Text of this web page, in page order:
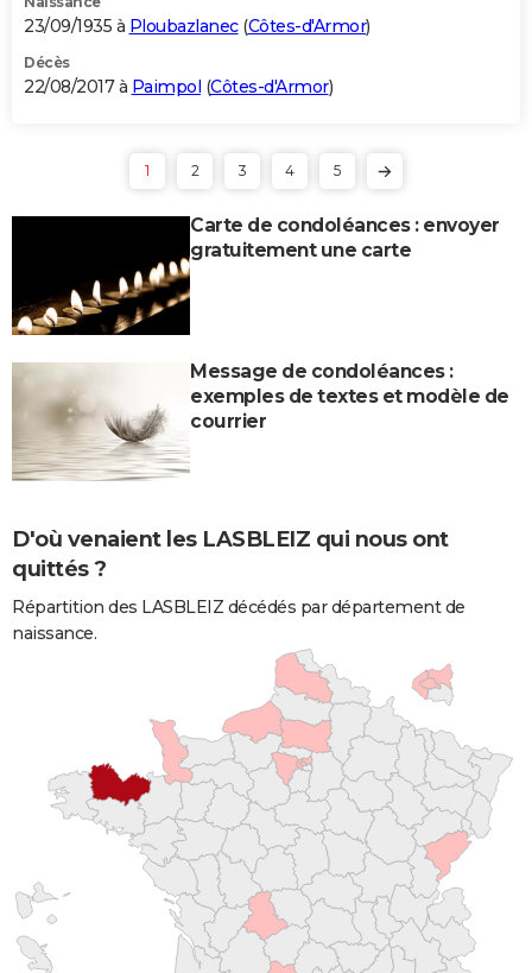
23/09/1935 à Ploubazlanec(Côtes-d'Armor)
Décès
22/08/2017 à Paimpol (Côtes-d'Armor)
1 2 3 4 5
Carte de condoléances : envoyer
gratuitement une carte
Message de condoléances :
exemples de textes et modèle de
courrier
D'où venaient les LASBLEIZ qui nous ont
quittés ?
Répartition des LASBLEIZ décédés par département de
naissance.